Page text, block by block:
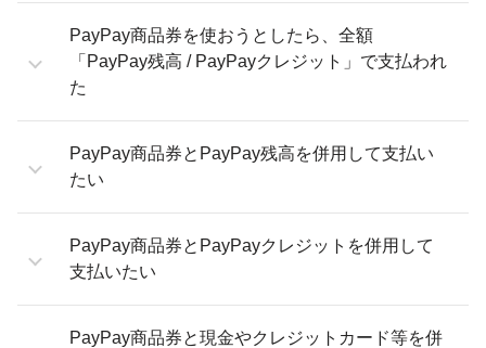
PayPay商品券を使おうとしたら、全額
「PayPay残高 / PayPayクレジット」で支払われ
た
PayPay商品券とPayPay残高を併用して支払い
たい
PayPay商品券とPayPayクレジットを併用して
支払いたい
PayPay商品券と現金やクレジットカード等を併